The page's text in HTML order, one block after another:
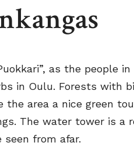
as the people
in Oulu. Forests with
the area a nice green
The water tower is a
from afar.